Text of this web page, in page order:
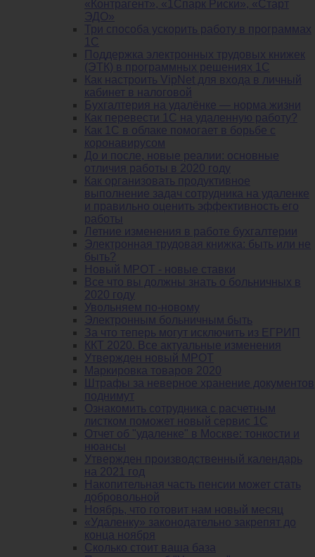
«Контрагент», «1Спарк Риски», «Старт
ЭДО»
Три способа ускорить работу в программах
1С
Поддержка электронных трудовых книжек
(ЭТК) в программных решениях 1С
Как настроить VipNet для входа в личный
кабинет в налоговой
Бухгалтерия на удалёнке — норма жизни
Как перевести 1С на удаленную работу?
Как 1С в облаке помогает в борьбе с
коронавирусом
До и после, новые реалии: основные
отличия работы в 2020 году
Как организовать продуктивное
выполнение задач сотрудника на удаленке
и правильно оценить эффективность его
работы
Летние изменения в работе бухгалтерии
Электронная трудовая книжка: быть или не
быть?
Новый МРОТ - новые ставки
Все что вы должны знать о больничных в
2020 году
Увольняем по-новому
Электронным больничным быть
За что теперь могут исключить из ЕГРИП
ККТ 2020. Все актуальные изменения
Утвержден новый МРОТ
Маркировка товаров 2020
Штрафы за неверное хранение документов
поднимут
Ознакомить сотрудника с расчетным
листком поможет новый сервис 1С
Отчет об "удаленке" в Москве: тонкости и
нюансы
Утвержден производственный календарь
на 2021 год
Накопительная часть пенсии может стать
добровольной
Ноябрь, что готовит нам новый месяц
«Удаленку» законодательно закрепят до
конца ноября
Сколько стоит ваша база